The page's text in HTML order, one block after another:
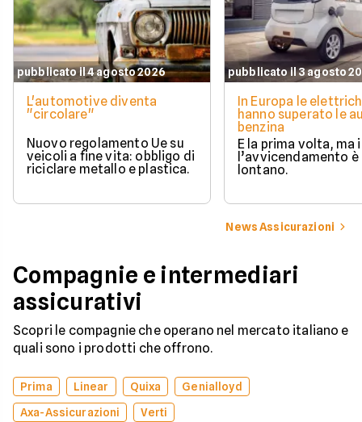
pubblicato il 4 agosto 2026
L'automotive diventa
"circolare"
Nuovo regolamento Ue su
veicoli a fine vita: obbligo di
riciclare metallo e plastica.
pubblicato il 3 agosto
In Europa le
hanno superato le
benzina
È la prima volta, ma
l’avvicendamento
lontano.
News Assicurazioni
Compagnie e intermediari
assicurativi
Scopri le compagnie che operano nel mercato italiano e
quali sono i prodotti che offrono.
Prima Linear Quixa
Genialloyd
Axa-Assicurazioni
Verti